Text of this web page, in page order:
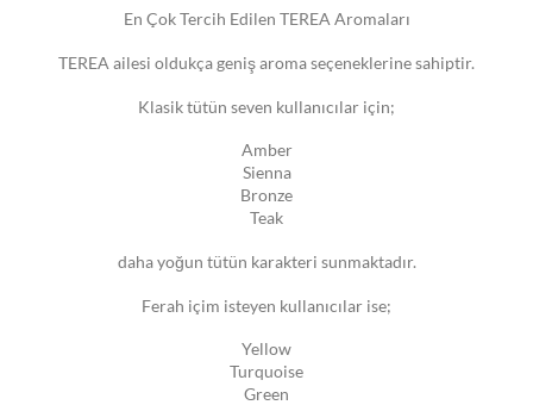
En Çok Tercih Edilen TEREA Aromaları
TEREA ailesi oldukça geniş aroma seçeneklerine sahiptir.
Klasik tütün seven kullanıcılar için;
Amber
Sienna
Bronze
Teak
daha yoğun tütün karakteri sunmaktadır.
Ferah içim isteyen kullanıcılar ise;
Yellow
Turquoise
Green